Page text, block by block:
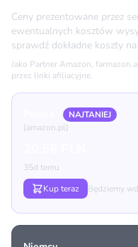
Ceny prezentowane przez
ewentualnych kosztów
sprawdź dokładne koszty
Jako Partner Amazon,
przez linki afiliacyjne.
NAJTANIEJ
(amazon.pl)
35d temu
Kup teraz
Będziemy